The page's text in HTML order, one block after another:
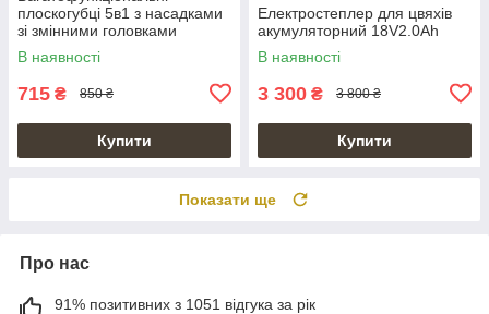
плоскогубці 5в1 з насадками
зі змінними головками
В наявності
715 ₴ 850 ₴
Купити
Електростеплер для цвяхів
акумуляторний 18V2.0Ah
В наявності
3 300 ₴ 3 800 ₴
Купити
Показати ще
Про нас
91% позитивних з 1051 відгука за рік